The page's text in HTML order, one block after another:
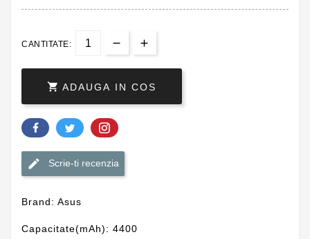
CANTITATE:
 ADAUGA IN COS
Scrie-ti recenzia
Brand: Asus
Capacitate(mAh): 4400